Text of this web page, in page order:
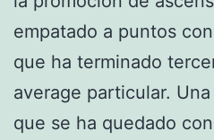
empatado a puntos
que ha terminado
average particular.
que se ha quedado